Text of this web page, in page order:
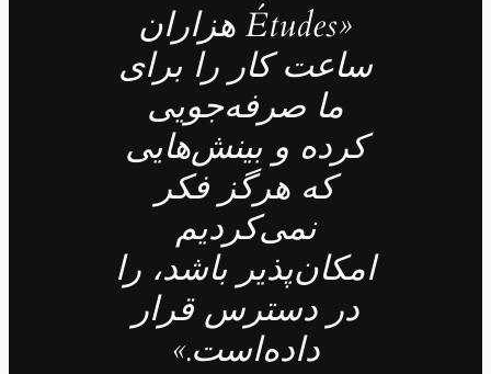
«Études هزاران
ساعت کار را برای
ما صرفه‌جویی
کرده و بینش‌هایی
که هرگز فکر
نمی‌کردیم
امکان‌پذیر باشد، را
در دسترس قرار
داده‌است.»